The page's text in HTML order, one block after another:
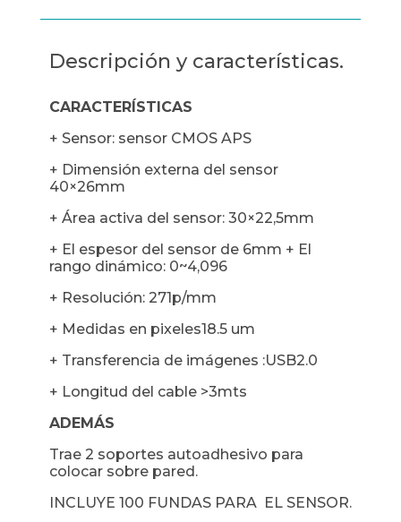
Descripción y características.
CARACTERÍSTICAS
+ Sensor: sensor CMOS APS
+ Dimensión externa del sensor
40×26mm
+ Área activa del sensor: 30×22,5mm
+ El espesor del sensor de 6mm + El
rango dinámico: 0~4,096
+ Resolución: 271p/mm
+ Medidas en pixeles18.5 um
+ Transferencia de imágenes :USB2.0
+ Longitud del cable >3mts
ADEMÁS
Trae 2 soportes autoadhesivo para
colocar sobre pared.
INCLUYE 100 FUNDAS PARA EL SENSOR.